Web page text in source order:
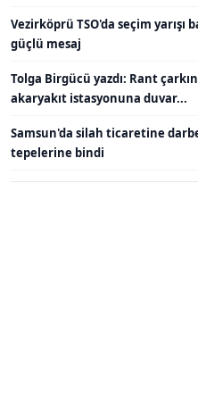
Vezirköprü TSO'da seçim yarışı
güçlü mesaj
Tolga Birgücü yazdı: Rant
akaryakıt istasyonuna duvar...
Samsun'da silah ticaretine
tepelerine bindi